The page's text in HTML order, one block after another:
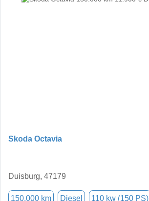
Skoda Octavia
Duisburg, 47179
150.000 km Diesel 110 kw (150 PS)